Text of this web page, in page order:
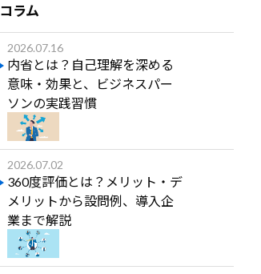
中堅社員
管理職
経営幹部
その他
卸売業・小売業
建設業
運輸業・郵便業
不動産業・物品賃貸業
専門・技術サービス業
医療・福祉
教育・学習支援業
サービス業
生活関連サービス業・娯楽業
Biz SCORE for Managers
IT CAMPUS
Biz CAMPUS Live
Biz CAMPUS
Biz CAMPUS Online
Biz CAMPUS Basic
Biz SCORE Basic
Mobile Knowledge
講師派遣型研修
コラム
2026.07.16
内省とは？自己理解を深める
意味・効果と、ビジネスパー
ソンの実践習慣
2026.07.02
360度評価とは？メリット・デ
メリットから設問例、導入企
業まで解説